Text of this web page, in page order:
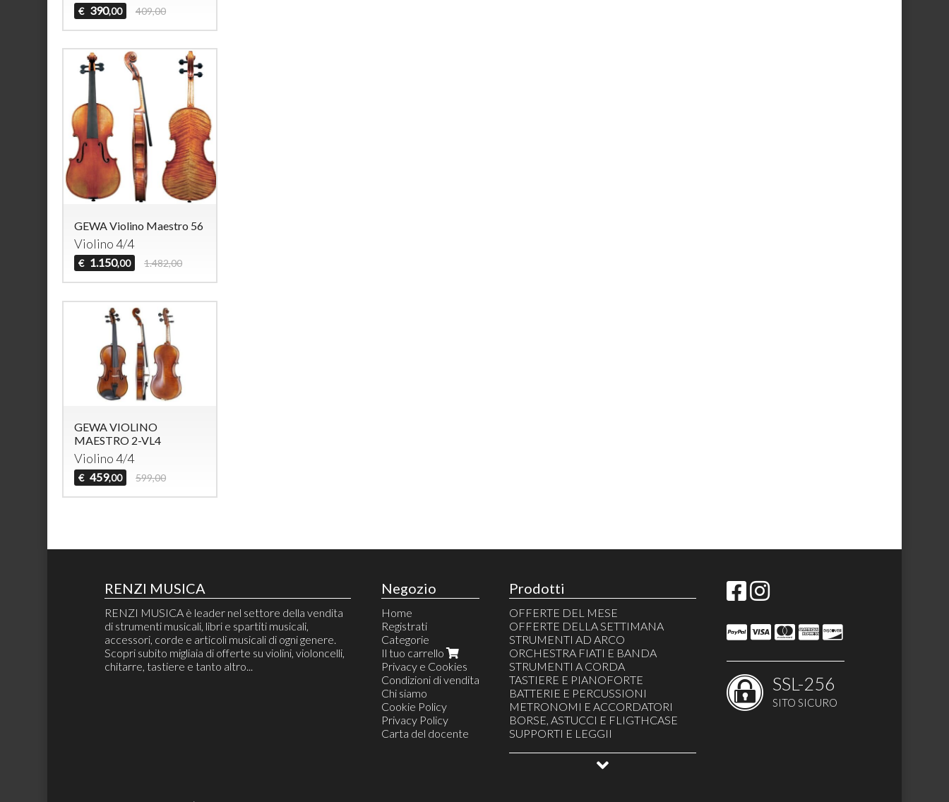
€ 390,00 409,00
GEWA Violino Maestro 56
Violino 4/4
€ 1.150,00 1.482,00
GEWA VIOLINO
MAESTRO 2-VL4
Violino 4/4
€ 459,00 599,00
RENZI MUSICA
RENZI MUSICA è leader nel settore della vendita
di strumenti musicali, libri e spartiti musicali,
accessori, corde e articoli musicali di ogni genere.
Scopri subito migliaia di offerte su violini, violoncelli,
chitarre, tastiere e tanto altro...
Negozio
Home
Registrati
Categorie
Il tuo carrello
Privacy e Cookies
Condizioni di vendita
Chi siamo
Cookie Policy
Privacy Policy
Carta del docente
Prodotti
OFFERTE DEL MESE
OFFERTE DELLA SETTIMANA
STRUMENTI AD ARCO
ORCHESTRA FIATI E BANDA
STRUMENTI A CORDA
TASTIERE E PIANOFORTE
BATTERIE E PERCUSSIONI
METRONOMI E ACCORDATORI
BORSE, ASTUCCI E FLIGTHCASE
SUPPORTI E LEGGII
CUFFIE E AURICOLARI
STUDIO E COMPUTER RECORDING
SSL-256
SITO SICURO